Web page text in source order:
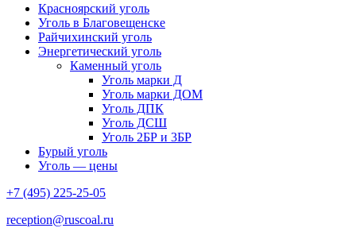
Красноярский уголь
Уголь в Благовещенске
Райчихинский уголь
Энергетический уголь
Каменный уголь
Уголь марки Д
Уголь марки ДОМ
Уголь ДПК
Уголь ДСШ
Уголь 2БР и 3БР
Бурый уголь
Уголь — цены
+7 (495) 225-25-05
reception@ruscoal.ru